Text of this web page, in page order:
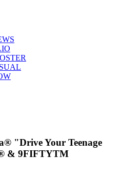
"Drive Your Teenage
& 9FIFTYTM